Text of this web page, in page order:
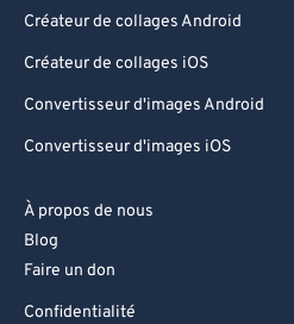
Créateur de collages Android
Créateur de collages iOS
Convertisseur d'images Android
Convertisseur d'images iOS
À propos de nous
Blog
Faire un don
Confidentialité